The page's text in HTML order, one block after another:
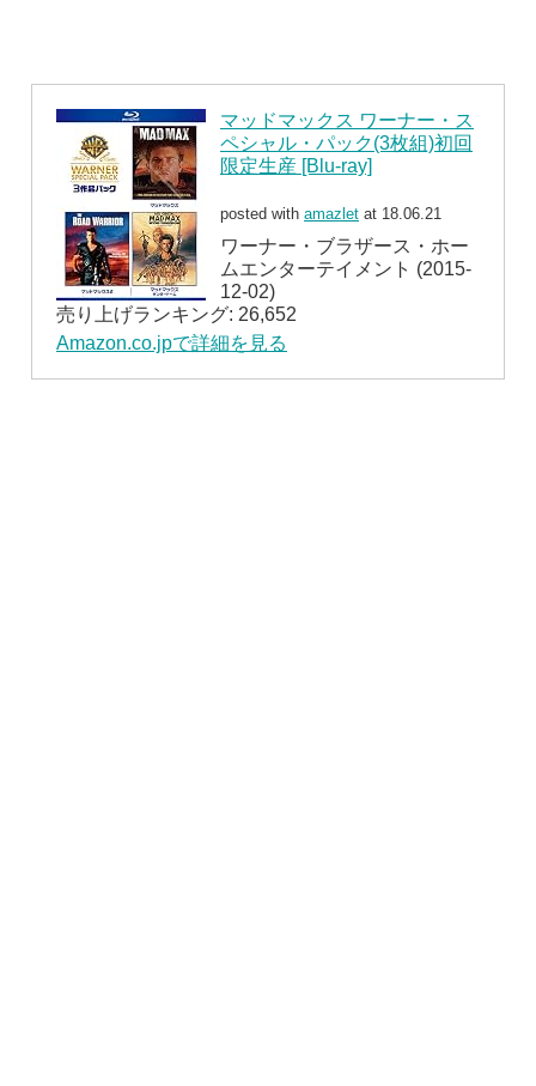
マッドマックス ワーナー・ス
ペシャル・パック(3枚組)初回
限定生産 [Blu-ray]
posted with amazlet at 18.06.21
ワーナー・ブラザース・ホー
ムエンターテイメント (2015-
12-02)
売り上げランキング: 26,652
Amazon.co.jpで詳細を見る